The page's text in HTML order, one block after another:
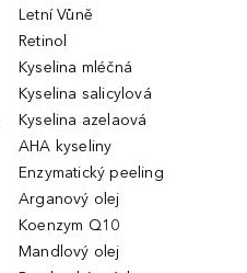
Letní Vůně
Retinol
Kyselina mléčná
Kyselina salicylová
Kyselina azelaová
AHA kyseliny
Enzymatický peeling
Arganový olej
Koenzym Q10
Mandlový olej